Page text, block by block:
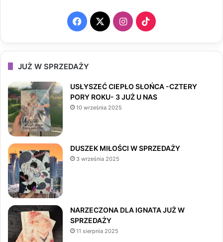
F
a
b
k
X
I
n
a
T
i
T
o
JUŻ W SPRZEDAŻY
USŁYSZEĆ CIEPŁO SŁOŃCA -CZTERY
PORY ROKU- 3 JUŻ U NAS
10 września 2025
DUSZEK MIŁOŚCI W SPRZEDAŻY
3 września 2025
NARZECZONA DLA IGNATA JUŻ W
SPRZEDAŻY
11 sierpnia 2025